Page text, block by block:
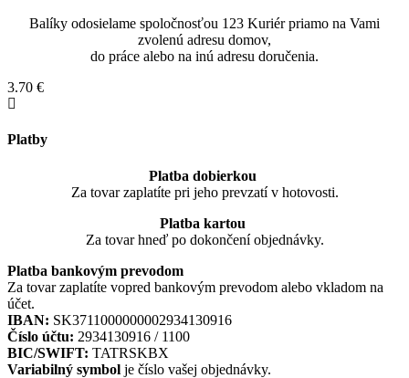
Balíky odosielame spoločnosťou 123 Kuriér priamo na Vami
zvolenú adresu domov,
do práce alebo na inú adresu doručenia.
3.70 €
Platby
Platba dobierkou
Za tovar zaplatíte pri jeho prevzatí v hotovosti.
Platba kartou
Za tovar hneď po dokončení objednávky.
Platba bankovým prevodom
Za tovar zaplatíte vopred bankovým prevodom alebo vkladom na
účet.
IBAN: SK3711000000002934130916
Číslo účtu: 2934130916 / 1100
BIC/SWIFT: TATRSKBX
Variabilný symbol je číslo vašej objednávky.